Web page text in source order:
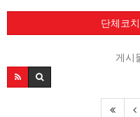
단체코
게시